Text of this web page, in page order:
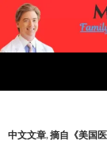
Skip
content
中文文章,摘自《美国